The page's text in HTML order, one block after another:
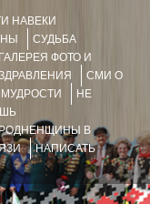
НАВЕКИ
СУДЬБА
ГАЛЕРЕЯ ФОТО И
СМИ О
НЕ
В
НАПИСАТЬ